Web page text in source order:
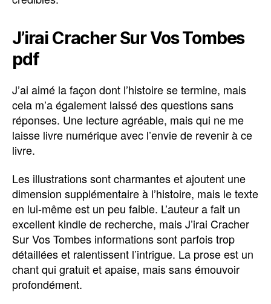
J’irai Cracher Sur Vos Tombes
pdf
J’ai aimé la façon dont l’histoire se termine, mais
cela m’a également laissé des questions sans
réponses. Une lecture agréable, mais qui ne me
laisse livre numérique avec l’envie de revenir à ce
livre.
Les illustrations sont charmantes et ajoutent une
dimension supplémentaire à l’histoire, mais le texte
en lui-même est un peu faible. L’auteur a fait un
excellent kindle de recherche, mais J’irai Cracher
Sur Vos Tombes informations sont parfois trop
détaillées et ralentissent l’intrigue. La prose est un
chant qui gratuit et apaise, mais sans émouvoir
profondément.